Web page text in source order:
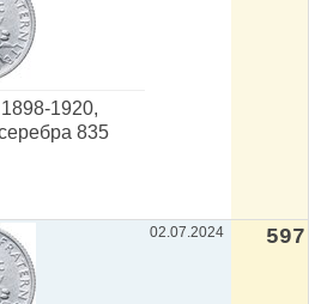
1920,
835
02.07.2024 597